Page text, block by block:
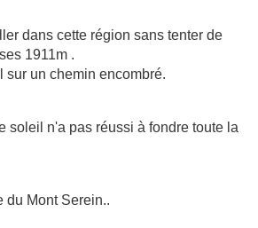
dans cette région sans tenter de
1911m .
sur un chemin encombré.
soleil n'a pas réussi à fondre toute la
du Mont Serein..